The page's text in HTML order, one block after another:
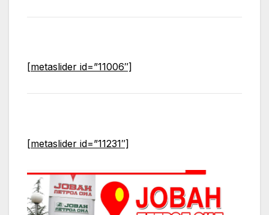
[metaslider id=”11006″]
[metaslider id=”11231″]